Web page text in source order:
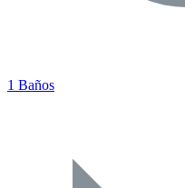
1 Baños